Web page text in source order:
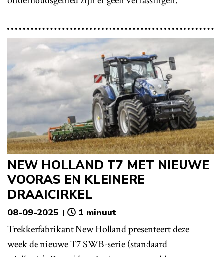
NEW HOLLAND T7 MET NIEUWE
VOORAS EN KLEINERE
DRAAICIRKEL
08-09-2025 1 minuut
Trekkerfabrikant New Holland presenteert deze
week de nieuwe T7 SWB-serie (standaard